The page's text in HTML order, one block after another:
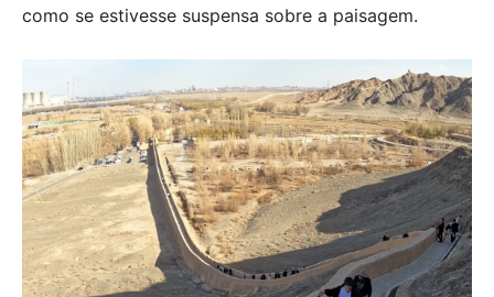
como se estivesse suspensa sobre a paisagem.